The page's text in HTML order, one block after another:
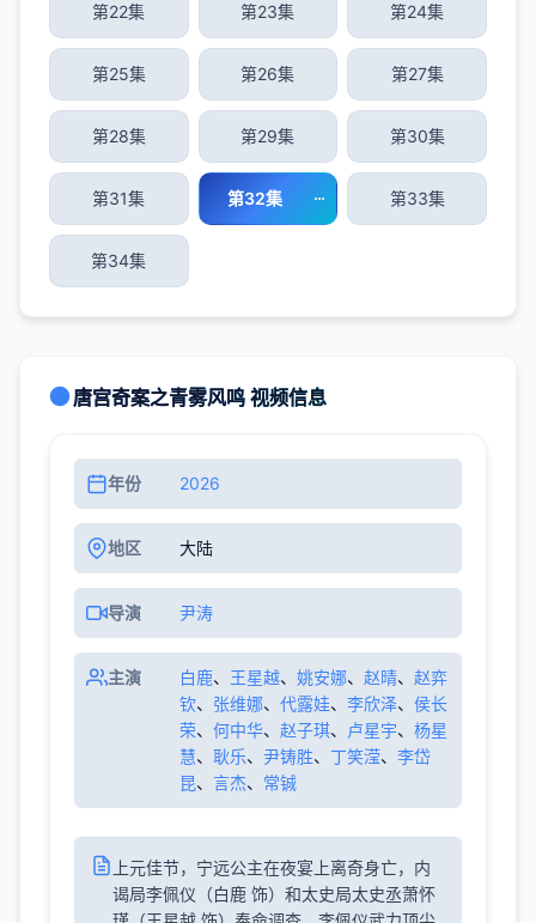
第22集 第23集 第24集
第25集 第26集 第27集
第28集 第29集 第30集
第31集 第32集 第33集
第34集
唐宫奇案之青雾风鸣 视频信息
年份 2026
地区 大陆
导演 尹涛
主演 白鹿、 王星越、 姚安娜、 赵晴、 赵弈
钦、 张维娜、 代露娃、 李欣泽、 侯长
荣、 何中华、 赵子琪、 卢星宇、 杨星
慧、 耿乐、 尹铸胜、 丁笑滢、 李岱
昆、 言杰、 常铖
上元佳节，宁远公主在夜宴上离奇身亡，内
谒局李佩仪（白鹿 饰）和太史局太史丞萧怀